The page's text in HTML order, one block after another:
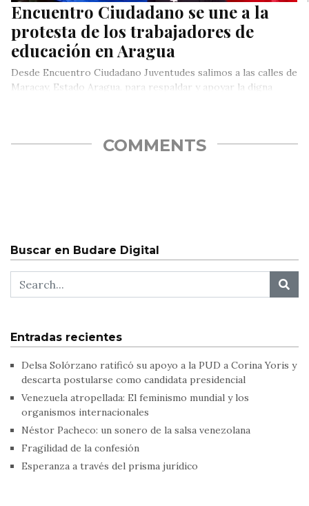
Encuentro Ciudadano se une a la
protesta de los trabajadores de
educación en Aragua
Desde Encuentro Ciudadano Juventudes salimos a las calles de
Maracay, Estado Aragua, para respaldar y apoyar la digna
COMMENTS
Buscar en Budare Digital
Entradas recientes
Delsa Solórzano ratificó su apoyo a la PUD a Corina Yoris y
descarta postularse como candidata presidencial
Venezuela atropellada: El feminismo mundial y los
organismos internacionales
Néstor Pacheco: un sonero de la salsa venezolana
Fragilidad de la confesión
Esperanza a través del prisma jurídico